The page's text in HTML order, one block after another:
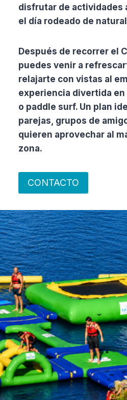
disfrutar de actividades
el día rodeado de
Después de recorrer el
puedes venir a
relajarte con vistas al
experiencia divertida
o paddle surf. Un plan
parejas, grupos de
quieren aprovechar al
zona.
CONTACTO